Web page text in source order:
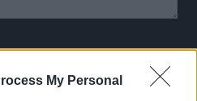
My Personal